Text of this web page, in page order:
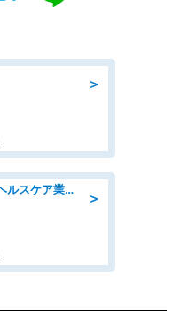
＞
＞
08月開始/「土日祝休み」ヘルスケア業界の産業保健師/高時給/未経験OK/要資格:保健師、正看護師